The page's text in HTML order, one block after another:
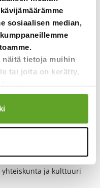
sosiaalisen median,
näitä tietoja muihin
tai joita on kerätty,
oppilaaseen, hänen
jos maksutonta
ja vastaukset:
yhteiskunta ja kulttuuri